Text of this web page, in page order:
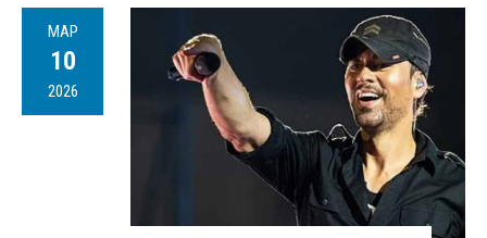
МАР
10
2026